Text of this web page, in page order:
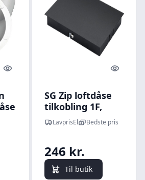
Quick look Quick
SG Zip loftdåse
tilkobling 1F,
mat-sort
LavprisEl Bedste pris
246 kr.
Til butik